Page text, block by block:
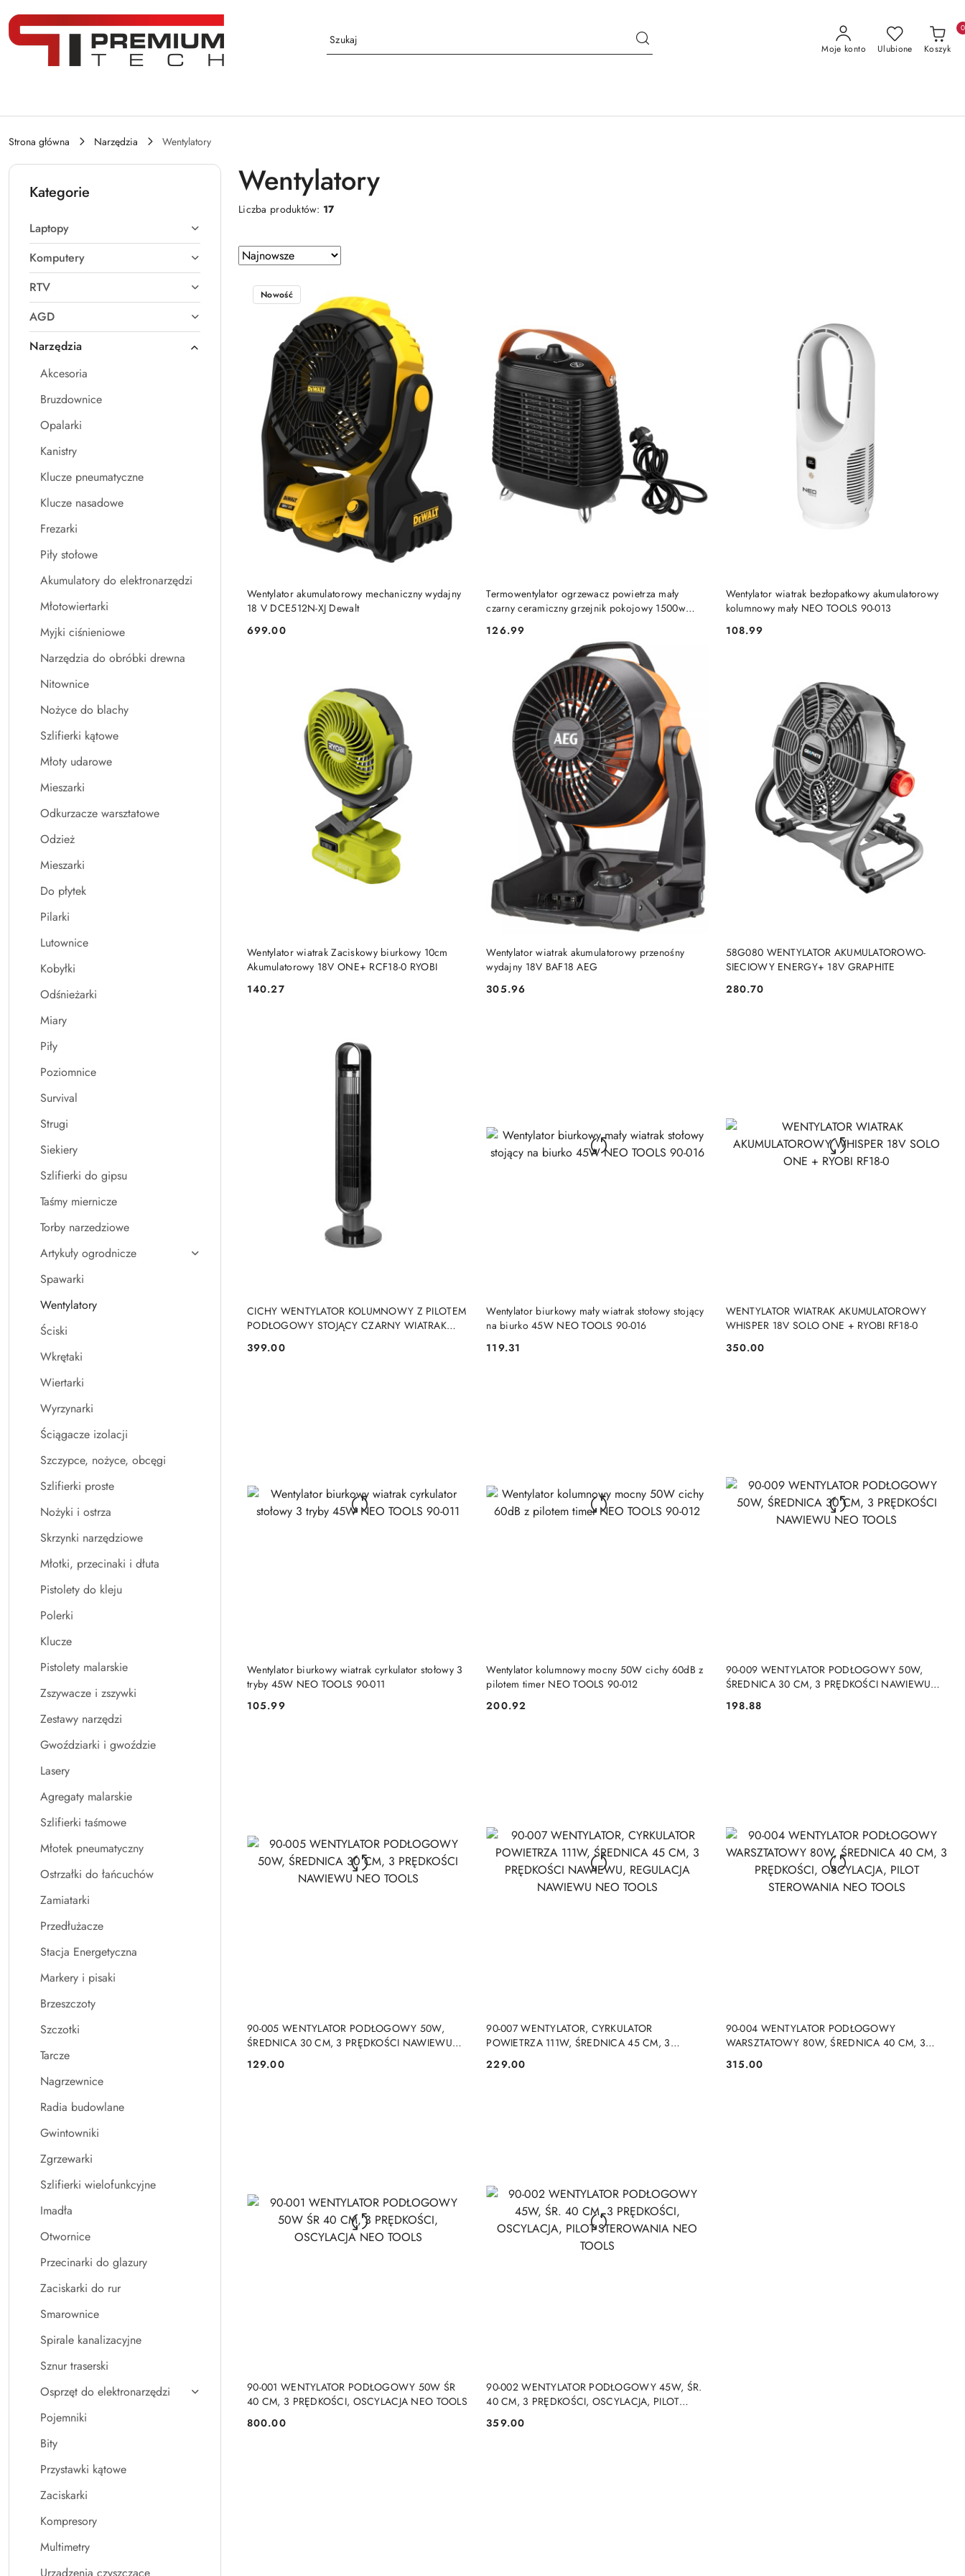
Przejdź do treści głównej
Przejdź do wyszukiwarki
Przejdź do moje konto
Przejdź do menu głównego
Przejdź do stopki
Moje konto Ulubione Koszyk
0
Strona główna Narzędzia Wentylatory
Kategorie
Laptopy
Komputery
RTV
AGD
Narzędzia
Akcesoria
Bruzdownice
Opalarki
Kanistry
Klucze pneumatyczne
Klucze nasadowe
Frezarki
Piły stołowe
Akumulatory do elektronarzędzi
Młotowiertarki
Myjki ciśnieniowe
Narzędzia do obróbki drewna
Nitownice
Nożyce do blachy
Szlifierki kątowe
Młoty udarowe
Mieszarki
Odkurzacze warsztatowe
Odzież
Mieszarki
Do płytek
Pilarki
Lutownice
Kobyłki
Odśnieżarki
Miary
Piły
Poziomnice
Survival
Strugi
Siekiery
Szlifierki do gipsu
Taśmy miernicze
Torby narzedziowe
Artykuły ogrodnicze
Spawarki
Wentylatory
Ściski
Wkrętaki
Wiertarki
Wyrzynarki
Ściągacze izolacji
Szczypce, nożyce, obcęgi
Szlifierki proste
Nożyki i ostrza
Skrzynki narzędziowe
Młotki, przecinaki i dłuta
Pistolety do kleju
Polerki
Klucze
Pistolety malarskie
Zszywacze i zszywki
Zestawy narzędzi
Gwoździarki i gwoździe
Lasery
Agregaty malarskie
Szlifierki taśmowe
Młotek pneumatyczny
Ostrzałki do łańcuchów
Zamiatarki
Przedłużacze
Stacja Energetyczna
Markery i pisaki
Brzeszczoty
Szczotki
Tarcze
Nagrzewnice
Radia budowlane
Gwintowniki
Zgrzewarki
Szlifierki wielofunkcyjne
Imadła
Otwornice
Przecinarki do glazury
Zaciskarki do rur
Smarownice
Spirale kanalizacyjne
Sznur traserski
Osprzęt do elektronarzędzi
Pojemniki
Bity
Przystawki kątowe
Zaciskarki
Kompresory
Multimetry
Wentylatory
Liczba produktów: 17
Zastosowano
sortowanie:
Najnowsze.
Sortuj
według
Wentylator akumulatorowy mechaniczny wydajny
18 V DCE512N-XJ Dewalt
Cena:
699.00
Nowość
DO KOSZYKA
Termowentylator ogrzewacz powietrza mały
czarny ceramiczny grzejnik pokojowy 1500w
Cena:
126.99
DO KOSZYKA
Wentylator wiatrak bezłopatkowy akumulatorowy
kolumnowy mały NEO TOOLS 90-013
Cena:
108.99
DO KOSZYKA
Wentylator wiatrak Zaciskowy biurkowy 10cm
Akumulatorowy 18V ONE+ RCF18-0 RYOBI
Cena:
140.27
DO KOSZYKA
Wentylator wiatrak akumulatorowy przenośny
wydajny 18V BAF18 AEG
Cena:
305.96
DO KOSZYKA
58G080 WENTYLATOR AKUMULATOROWO-
SIECIOWY ENERGY+ 18V GRAPHITE
Cena:
280.70
DO KOSZYKA
CICHY WENTYLATOR KOLUMNOWY Z PILOTEM
PODŁOGOWY STOJĄCY CZARNY WIATRAK
Cena:
399.00
PRODUKT NIEDOSTĘPNY
Wentylator biurkowy mały wiatrak stołowy stojący
na biurko 45W NEO TOOLS 90-016
Cena:
119.31
PRODUKT NIEDOSTĘPNY
WENTYLATOR WIATRAK AKUMULATOROWY
WHISPER 18V SOLO ONE + RYOBI RF18-0
Cena:
350.00
PRODUKT NIEDOSTĘPNY
Wentylator biurkowy wiatrak cyrkulator stołowy 3
tryby 45W NEO TOOLS 90-011
Cena:
105.99
PRODUKT NIEDOSTĘPNY
Wentylator kolumnowy mocny 50W cichy 60dB z
pilotem timer NEO TOOLS 90-012
Cena:
200.92
PRODUKT NIEDOSTĘPNY
90-009 WENTYLATOR PODŁOGOWY 50W,
ŚREDNICA 30 CM, 3 PRĘDKOŚCI NAWIEWU
Cena:
198.88
90-005 WENTYLATOR PODŁOGOWY 50W,
ŚREDNICA 30 CM, 3 PRĘDKOŚCI NAWIEWU
Cena:
129.00
90-007 WENTYLATOR, CYRKULATOR
POWIETRZA 111W, ŚREDNICA 45 CM, 3
NEO TOOLS
Cena:
229.00
90-004 WENTYLATOR PODŁOGOWY
WARSZTATOWY 80W, ŚREDNICA 40 CM, 3
NEO TOOLS
Cena:
315.00
90-001 WENTYLATOR PODŁOGOWY 50W ŚR
40 CM, 3 PRĘDKOŚCI, OSCYLACJA NEO TOOLS
Cena:
800.00
90-002 WENTYLATOR PODŁOGOWY 45W, ŚR.
40 CM, 3 PRĘDKOŚCI, OSCYLACJA, PILOT
Cena:
359.00